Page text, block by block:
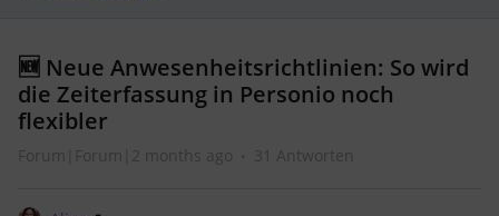
🆕 Neue Anwesenheitsrichtlinien: So wird
die Zeiterfassung in Personio noch
flexibler
Forum|Forum|2 months ago 31 Antworten